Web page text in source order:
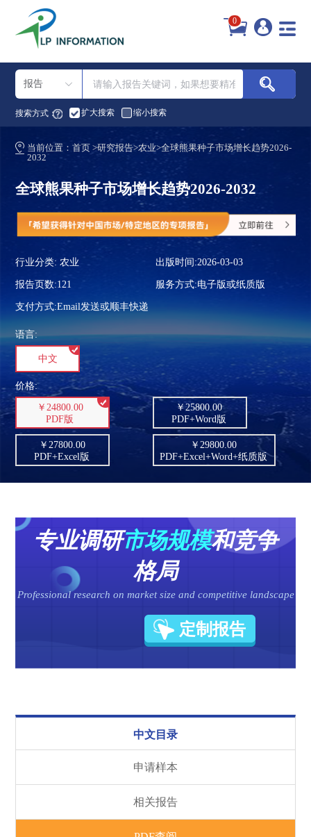
0
报告
搜索方式： 扩大搜索 缩小搜索
当前位置：首页>研究报告>农业>全球熊果种子市场增长趋势2026-
2032
全球熊果种子市场增长趋势2026-2032
行业分类:农业 出版时间:2026-03-03
报告页数:121 服务方式:电子版或纸质版
支付方式:Email发送或顺丰快递
语言:
中文
价格:
￥24800.00
PDF版
￥25800.00
PDF+Word版
￥27800.00
PDF+Excel版
￥29800.00
PDF+Excel+Word+纸质版
专业调研市场规模和竞争
格局
Professional research on market size and competitive landscape
定制报告
中文目录
申请样本
相关报告